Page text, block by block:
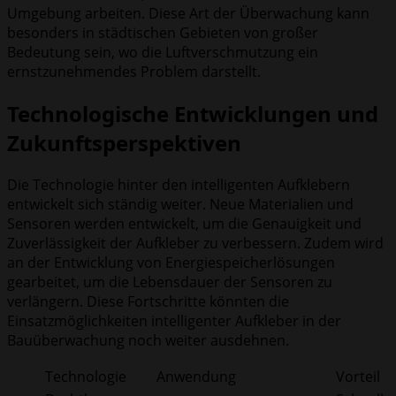
Umgebung arbeiten. Diese Art der Überwachung kann
besonders in städtischen Gebieten von großer
Bedeutung sein, wo die Luftverschmutzung ein
ernstzunehmendes Problem darstellt.
Technologische Entwicklungen und
Zukunftsperspektiven
Die Technologie hinter den intelligenten Aufklebern
entwickelt sich ständig weiter. Neue Materialien und
Sensoren werden entwickelt, um die Genauigkeit und
Zuverlässigkeit der Aufkleber zu verbessern. Zudem wird
an der Entwicklung von Energiespeicherlösungen
gearbeitet, um die Lebensdauer der Sensoren zu
verlängern. Diese Fortschritte könnten die
Einsatzmöglichkeiten intelligenter Aufkleber in der
Bauüberwachung noch weiter ausdehnen.
Technologie
Anwendung
Vorteil